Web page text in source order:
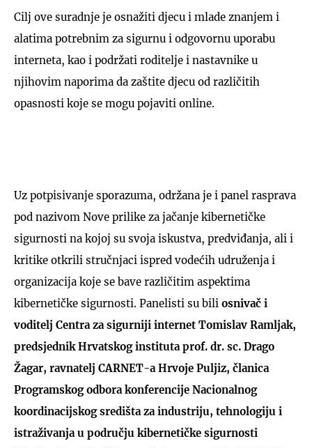
Cilj ove suradnje je osnažiti djecu i mlade znanjem i
alatima potrebnim za sigurnu i odgovornu uporabu
interneta, kao i podržati roditelje i nastavnike u
njihovim naporima da zaštite djecu od različitih
opasnosti koje se mogu pojaviti online.
Uz potpisivanje sporazuma, održana je i panel rasprava
pod nazivom Nove prilike za jačanje kibernetičke
sigurnosti na kojoj su svoja iskustva, predviđanja, ali i
kritike otkrili stručnjaci ispred vodećih udruženja i
organizacija koje se bave različitim aspektima
kibernetičke sigurnosti. Panelisti su bili osnivač i
voditelj Centra za sigurniji internet Tomislav Ramljak,
predsjednik Hrvatskog instituta prof. dr. sc. Drago
Žagar, ravnatelj CARNET-a Hrvoje Puljiz, članica
Programskog odbora konferencije Nacionalnog
koordinacijskog središta za industriju, tehnologiju i
istraživanja u području kibernetičke sigurnosti